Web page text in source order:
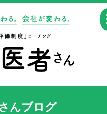
んブログ